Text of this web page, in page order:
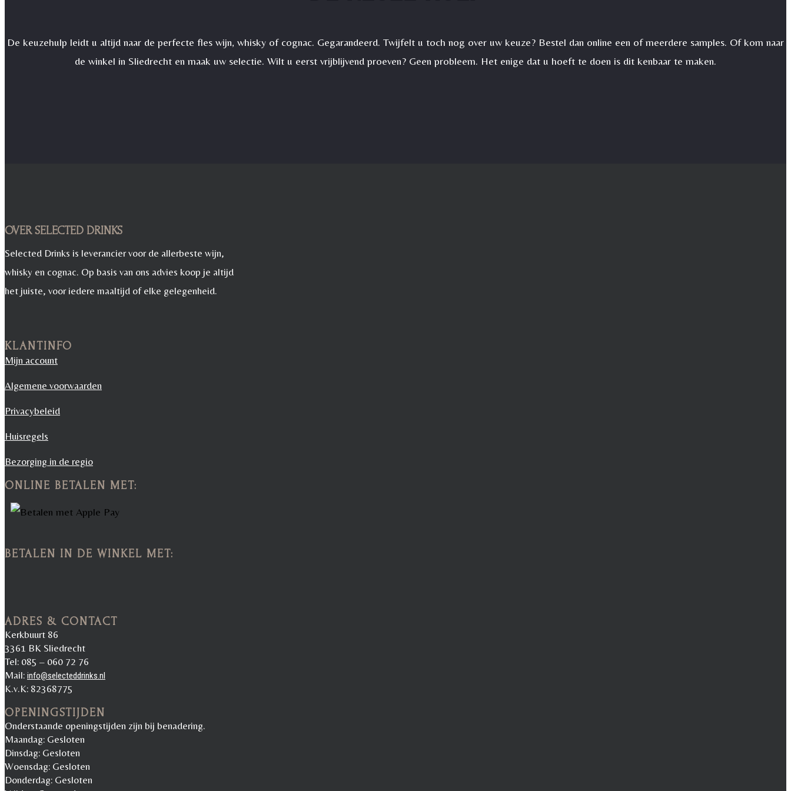
De keuzehulp leidt u altijd naar de perfecte fles wijn, whisky of cognac. Gegarandeerd. Twijfelt u toch nog over uw keuze? Bestel dan online een of meerdere samples. Of kom naar
de winkel in Sliedrecht en maak uw selectie. Wilt u eerst vrijblijvend proeven? Geen probleem. Het enige dat u hoeft te doen is dit kenbaar te maken.
OVER SELECTED DRINKS
Selected Drinks is leverancier voor de allerbeste wijn,
whisky en cognac. Op basis van ons advies koop je altijd
het juiste, voor iedere maaltijd of elke gelegenheid.
KLANTINFO
Mijn account
Algemene voorwaarden
Privacybeleid
Huisregels
Bezorging in de regio
ONLINE BETALEN MET:
BETALEN IN DE WINKEL MET:
ADRES & CONTACT
Kerkbuurt 86
3361 BK Sliedrecht
Tel: 085 – 060 72 76
Mail: info@selecteddrinks.nl
K.v.K: 82368775
OPENINGSTIJDEN
Onderstaande openingstijden zijn bij benadering.
Maandag: Gesloten
Dinsdag: Gesloten
Woensdag: Gesloten
Donderdag: Gesloten